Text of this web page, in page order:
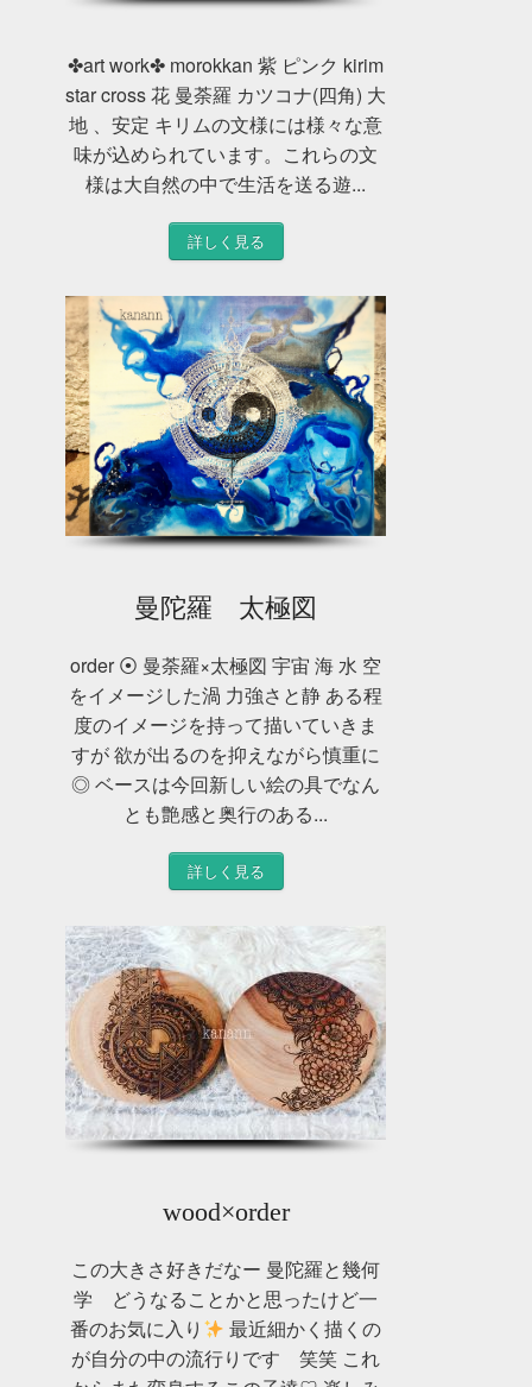
✤art work✤ morokkan 紫 ピンク kirim
star cross 花 曼荼羅 カツコナ(四角) 大
地 、安定 キリムの文様には様々な意
味が込められています。これらの文
様は大自然の中で生活を送る遊...
詳しく見る
曼陀羅 太極図
order ⦿ 曼荼羅×太極図 宇宙 海 水 空
をイメージした渦 力強さと静 ある程
度のイメージを持って描いていきま
すが 欲が出るのを抑えながら慎重に
◎ ベースは今回新しい絵の具でなん
とも艶感と奥行のある...
詳しく見る
wood×order
この大きさ好きだなー 曼陀羅と幾何
学 どうなることかと思ったけど一
番のお気に入り
最近細かく描くの
が自分の中の流行りです 笑笑 これ